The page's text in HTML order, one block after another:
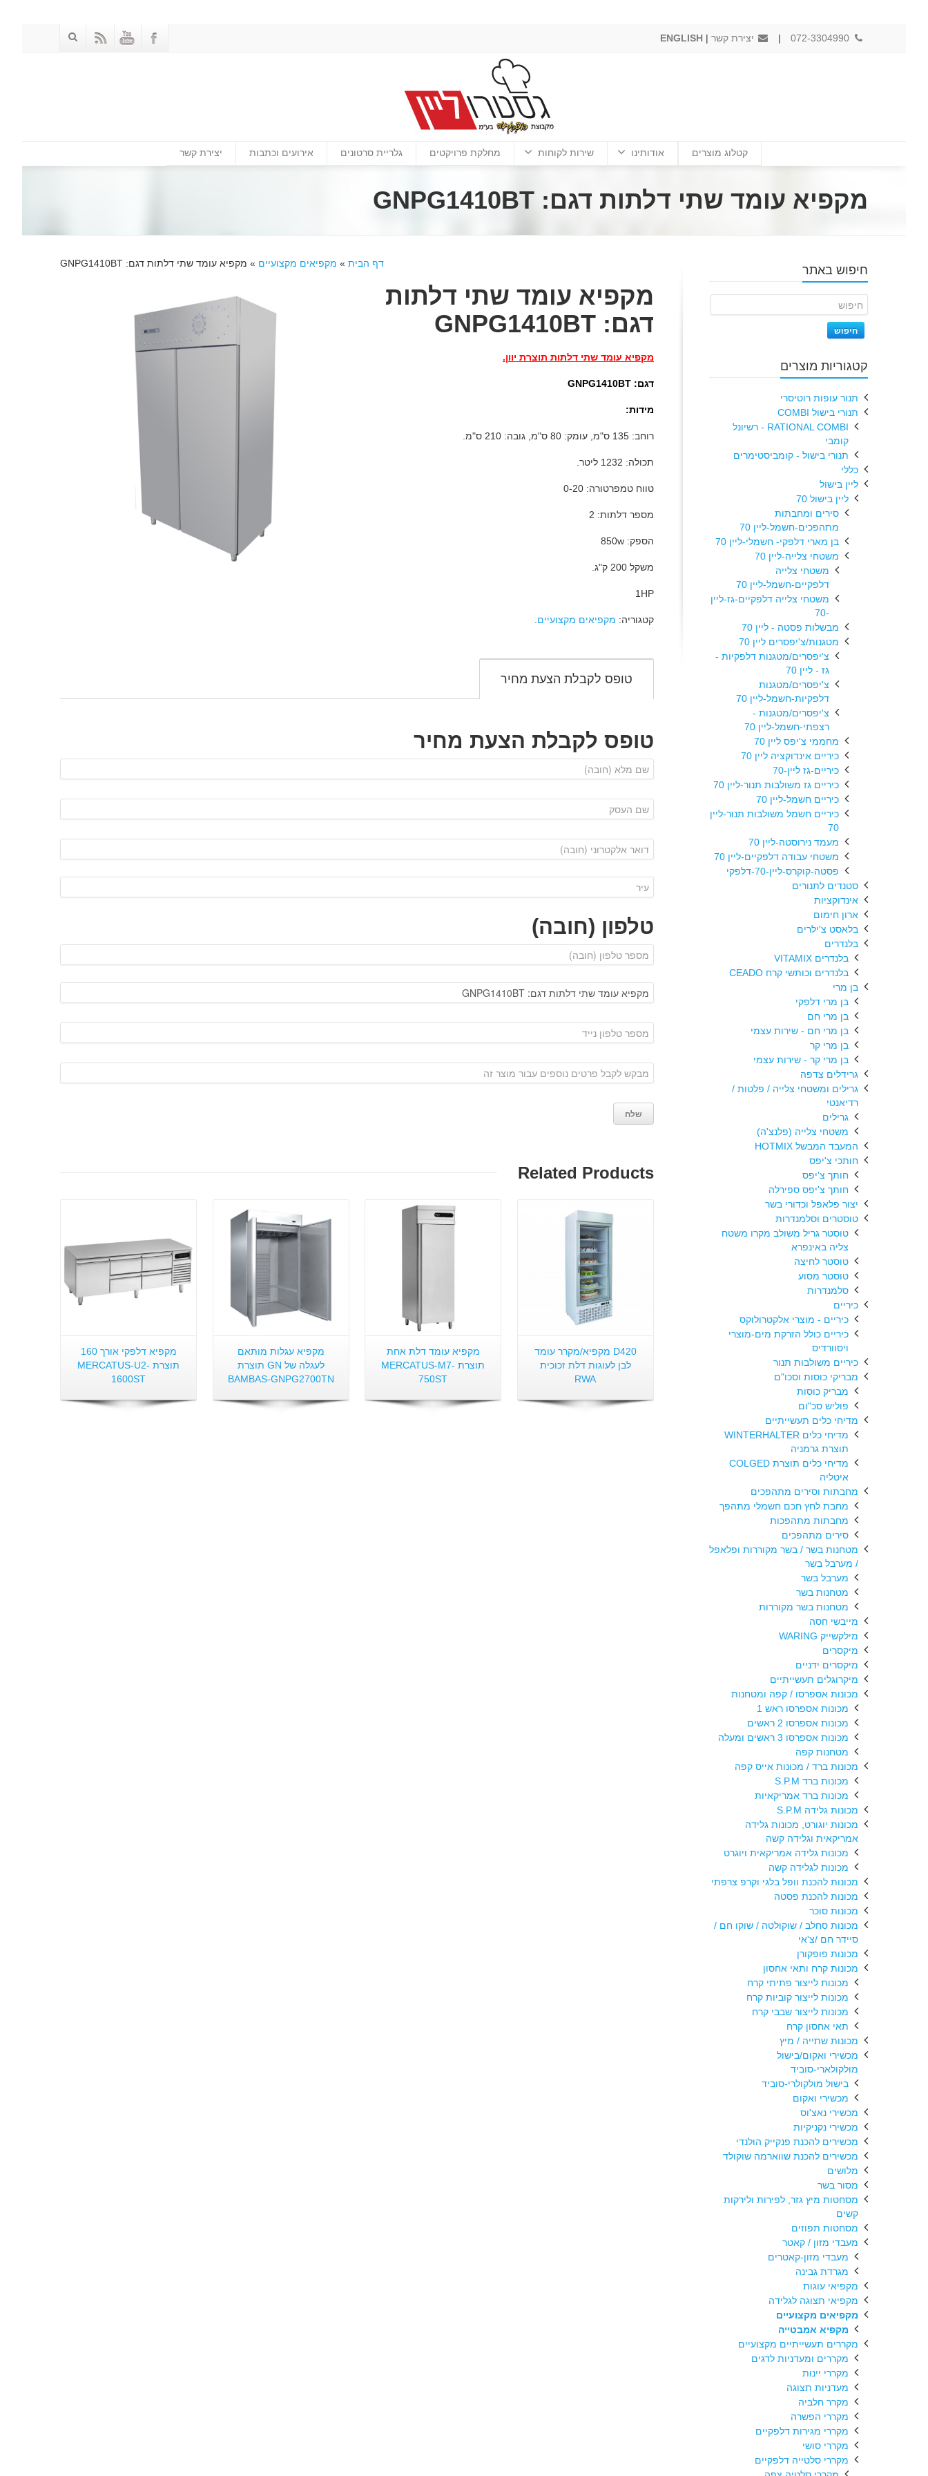
| יצירת קשר |
ENGLISH
קטלוג מוצרים אודותינו שירות לקוחות מחלקת פרויקטים גלריית סרטונים אירועים וכתבות יצירת קשר
מקפיא עומד שתי דלתות דגם: GNPG1410BT
דף הבית » מקפיאים מקצועיים » מקפיא עומד שתי דלתות דגם: GNPG1410BT
מקפיא עומד שתי דלתות
דגם: GNPG1410BT
מקפיא עומד שתי דלתות תוצרת יוון.
דגם: GNPG1410BT
מידות:
רוחב: 135 ס"מ, עומק: 80 ס"מ, גובה: 210 ס"מ.
תכולה: 1232 ליטר.
טווח טמפרטורה: 0-20
מספר דלתות: 2
הספק: 850w
משקל 200 ק"ג.
1HP
קטגוריה: מקפיאים מקצועיים
טופס לקבלת הצעת מחיר
טופס לקבלת הצעת מחיר
טלפון (חובה)
Related Products
מקפיא דלפקי אורך 160
תוצרת MERCATUS-U2-
1600ST
מקפיא עגלות מותאם
לעגלה של GN תוצרת
BAMBAS-GNPG2700TN
פרטים:
מקפיא עומד דלת אחת
תוצרת MERCATUS-M7-
750ST
פרטים:
D420 מקפיא/מקרר עומד
לבן לעוגות דלת זכוכית
RWA
חיפוש באתר
חיפוש
קטגוריות מוצרים
תנור עופות רוטיסרי
תנורי בישול COMBI
RATIONAL COMBI - רשיונל
קומבי
תנורי בישול - קומביסטימרים
כללי
ליין בישול
ליין בישול 70
סירים ומחבתות
מתהפכים-חשמל-ליין 70
בן מארי דלפקי- חשמלי-ליין 70
משטחי צלייה-ליין 70
משטחי צלייה
דלפקיים-חשמל-ליין 70
משטחי צלייה דלפקיים-גז-ליין
-70
מבשלות פסטה - ליין 70
מטגנות/צ'יפסרים ליין 70
צ'יפסרים/מטגנות דלפקיות -
גז - ליין 70
צ'יפסרים/מטגנות
דלפקיות-חשמל-ליין 70
צ'יפסרים/מטגנות -
רצפתי-חשמל-ליין 70
מחממי צ'יפס ליין 70
כיריים אינדוקציה ליין 70
כיריים-גז ליין-70
כיריים גז משולבות תנור-ליין 70
כיריים חשמל-ליין 70
כיריים חשמל משולבות תנור-ליין
70
מעמד נירוסטה-ליין 70
משטחי עבודה דלפקיים-ליין 70
פסטה-קוקרס-ליין-70-דלפקי
סטנדים לתנורים
אינדוקציות
ארון חימום
בלאסט צ'ילרים
בלנדרים
בלנדרים VITAMIX
בלנדרים וכותשי קרח CEADO
בן מרי
בן מרי דלפקי
בן מרי חם
בן מרי חם - שירות עצמי
בן מרי קר
בן מרי קר - שירות עצמי
גרידלים צדפה
גרילים ומשטחי צלייה / פלטות /
רדיאנטי
גרילים
משטחי צלייה (פלנצ'ה)
המעבד המבשל HOTMIX
חותכי צ'יפס
חותך צ'יפס
חותך צ'יפס ספירלה
יצור פלאפל וכדורי בשר
טוסטרים וסלמנדרות
טוסטר גריל משולב מקרו משטח
צליה באינפרא
טוסטר לחיצה
טוסטר מסוע
סלמנדרות
כיריים
כיריים - מוצרי אלקטרולוקס
כיריים כולל הזרקת מים-מוצרי
ויסוורדיס
כיריים משולבות תנור
מבריקי כוסות וסכו"ם
מבריק כוסות
פוליש סכ"ום
מדיחי כלים תעשייתיים
מדיחי כלים WINTERHALTER
תוצרת גרמניה
מדיחי כלים תוצרת COLGED
איטליה
מחבתות וסירים מתהפכים
מחבת לחץ חכם חשמלי מתהפך
מחבתות מתהפכות
סירים מתהפכים
מטחנות בשר / בשר מקוררות ופלאפל
/ מערבל בשר
מערבל בשר
מטחנות בשר
מטחנות בשר מקוררות
מייבשי חסה
מילקשייק WARING
מיקסרים
מיקסרים ידניים
מיקרוגלים תעשייתיים
מכונות אספרסו / קפה ומטחנות
מכונות אספרסו ראש 1
מכונות אספרסו 2 ראשים
מכונות אספרסו 3 ראשים ומעלה
מטחנות קפה
מכונות ברד / מכונות אייס קפה
מכונות ברד S.P.M
מכונות ברד אמריקאיות
מכונות גלידה S.P.M
מכונות יוגורט, מכונות גלידה
אמריקאית וגלידה קשה
מכונות גלידה אמריקאית ויוגרט
מכונות לגלידה קשה
מכונות להכנת וופל בלגי וקרפ צרפתי
מכונות להכנת פסטה
מכונות סוכר
מכונות סחלב / שוקולטה / שוקו חם /
סיידר חם /צ'אי
מכונות פופקורן
מכונות קרח ותאי אחסון
מכונות לייצור פתיתי קרח
מכונות לייצור קוביות קרח
מכונות לייצור שבבי קרח
תאי אחסון קרח
מכונות שתייה / מיץ
מכשירי ואקום/בישול
מולקולארי-סוביד
בישול מולקולרי-סוביד
מכשירי ואקום
מכשירי נאצ'וס
מכשירי נקניקיות
מכשירים להכנת פנקייק הולנדי
מכשירים להכנת שווארמה שוקולד
מלושים
מסור בשר
מסחטות מיץ גזר, לפירות ולירקות
קשים
מסחטות תפוזים
מעבדי מזון / קאטר
מעבדי מזון-קאטרים
מגרדת גבינה
מקפיאי עוגות
מקפיאי תצוגה לגלידה
מקפיאים מקצועיים
מקפיא אמבטייה
מקררים תעשייתיים מקצועיים
מקררים ומעדניות לדגים
מקררי יינות
מעדניות תצוגה
מקרר חלביה
מקררי הפשרה
מקררי מגירות דלפקיים
מקררי סושי
מקררי סלטייה דלפקיים